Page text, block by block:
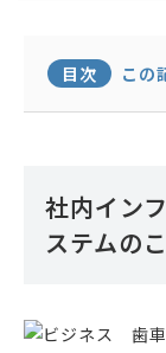
2014
者、
シス
達〜
また
いる。
目次 この
社内イン
ステムの